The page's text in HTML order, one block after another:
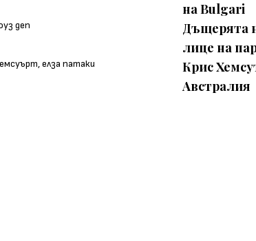
на Bulgari
Дъщерята
лице на
Крис
Австралия